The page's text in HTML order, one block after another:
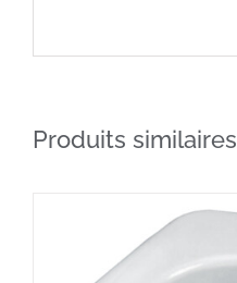
Produits similaires